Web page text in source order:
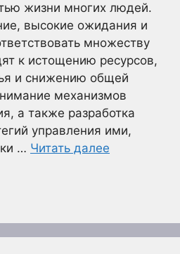
жизни многих людей.
высокие ожидания и
множеству
к истощению ресурсов,
и снижению общей
механизмов
а также разработка
управления ими,
… Читать далее